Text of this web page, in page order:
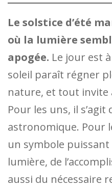
Le solstice d’été
où la lumière
apogée. Le jour est
soleil paraît régner
nature, et tout invite
Pour les uns, il s’agit
astronomique. Pour
un symbole puissant
lumière, de
aussi du nécessaire